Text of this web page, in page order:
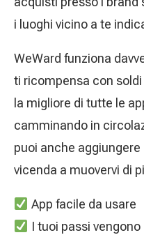
i luoghi vicino a te
WeWard funziona
ti ricompensa con
la migliore di tutte le
camminando in
puoi anche
vicenda a muovervi di
App facile da usare
I tuoi passi